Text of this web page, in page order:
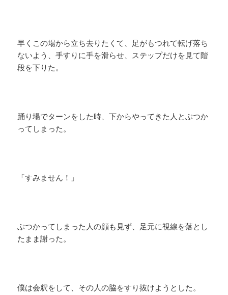
早くこの場から立ち去りたくて、足がもつれて転げ落ち
ないよう、手すりに手を滑らせ、ステップだけを見て階
段を下りた。
踊り場でターンをした時、下からやってきた人とぶつか
ってしまった。
「すみません！」
ぶつかってしまった人の顔も見ず、足元に視線を落とし
たまま謝った。
僕は会釈をして、その人の脇をすり抜けようとした。